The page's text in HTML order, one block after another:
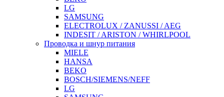
LG
SAMSUNG
ELECTROLUX / ZANUSSI / AEG
INDESIT / ARISTON / WHIRLPOOL
Проводка и шнур питания
MIELE
HANSA
BEKO
BOSCH/SIEMENS/NEFF
LG